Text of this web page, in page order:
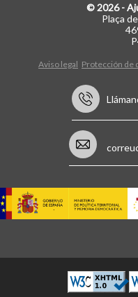
© 2026 -
Plaça
Aviso legal Protección de